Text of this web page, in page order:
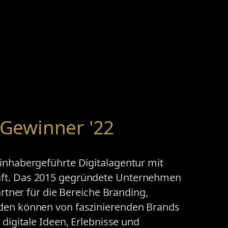
'22
Digitalagentur mit
Das 2015 gegründete Unternehmen
für die Bereiche Branding,
können von faszinierenden Brands
Ideen, Erlebnisse und